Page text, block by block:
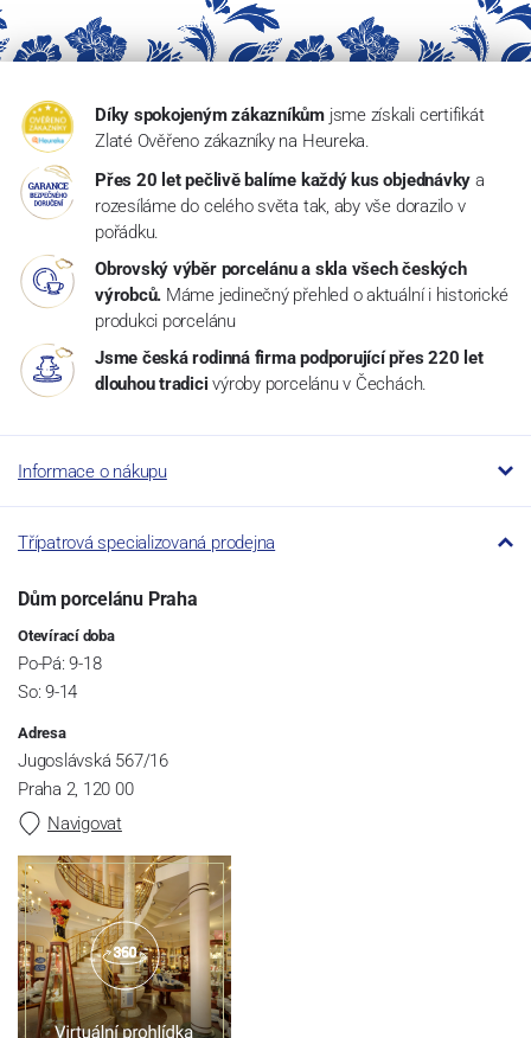
Díky spokojeným zákazníkům jsme získali certifikát
Zlaté Ověřeno zákazníky na Heureka.
Přes 20 let pečlivě balíme každý kus objednávky a
rozesíláme do celého světa tak, aby vše dorazilo v
pořádku.
Obrovský výběr porcelánu a skla všech českých
výrobců. Máme jedinečný přehled o aktuální i historické
produkci porcelánu
Jsme česká rodinná firma podporující přes 220 let
dlouhou tradici výroby porcelánu v Čechách.
Informace o nákupu
Třípatrová specializovaná prodejna
Dům porcelánu Praha
Otevírací doba
Po-Pá: 9-18
So: 9-14
Adresa
Jugoslávská 567/16
Praha 2, 120 00
Navigovat